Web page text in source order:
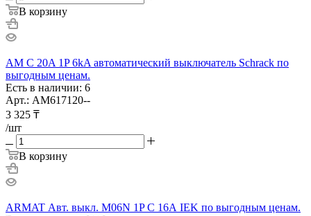
В корзину
AM C 20A 1P 6kA автоматический выключатель Schrack по
выгодным ценам.
Есть в наличии: 6
Арт.: AM617120--
3 325 ₸
/шт
В корзину
ARMAT Авт. выкл. M06N 1P C 16А IEK по выгодным ценам.